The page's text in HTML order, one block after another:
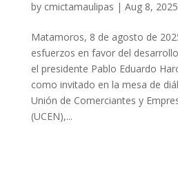
by cmictamaulipas | Aug 8, 2025
Matamoros, 8 de agosto de
esfuerzos en favor del
el presidente Pablo Eduardo
como invitado en la mesa de
Unión de Comerciantes y
(UCEN),...